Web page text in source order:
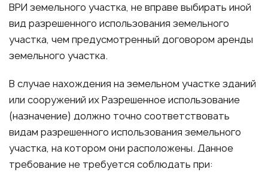
ВРИ земельного участка, не вправе выбирать иной
вид разрешенного использования земельного
участка, чем предусмотренный договором аренды
земельного участка.
В случае нахождения на земельном участке зданий
или сооружений их Разрешенное использование
(назначение) должно точно соответствовать
видам разрешенного использования земельного
участка, на котором они расположены. Данное
требование не требуется соблюдать при: